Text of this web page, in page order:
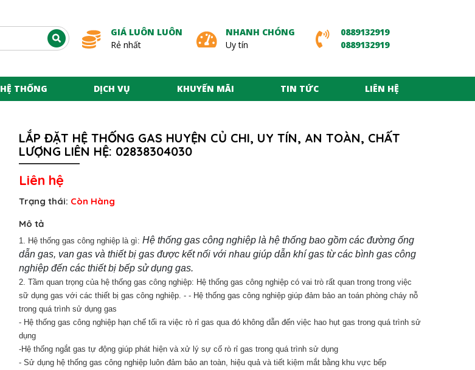
GIÁ LUÔN LUÔN
Rẻ nhất
NHANH CHÓNG
Uy tín
0889132919
0889132919
HỆ THỐNG DỊCH VỤ KHUYẾN MÃI TIN TỨC LIÊN HỆ
LẮP ĐẶT HỆ THỐNG GAS HUYỆN CỦ CHI, UY TÍN, AN TOÀN, CHẤT
LƯỢNG LIÊN HỆ: 02838304030
Liên hệ
Trạng thái: Còn Hàng
Mô tả
1. Hệ thống gas công nghiệp là gì:Hệ thống gas công nghiệp là hệ thống bao gồm các đường ống
dẫn gas, van gas và thiết bị gas được kết nối với nhau giúp dẫn khí gas từ các bình gas công
nghiệp đến các thiết bị bếp sử dụng gas.
2. Tầm quan trọng của hệ thống gas công nghiệp: Hệ thống gas công nghiệp có vai trò rất quan trong trong việc
sữ dụng gas với các thiết bị gas công nghiệp. - - Hệ thống gas công nghiệp giúp đảm bảo an toán phòng cháy nỗ
trong quá trình sử dụng gas
- Hệ thống gas công nghiệp hạn chế tối ra việc rò rỉ gas qua đó không dẫn đến việc hao hụt gas trong quá trình sử
dụng
-Hệ thống ngắt gas tự động giúp phát hiện và xử lý sự cố rò rỉ gas trong quá trình sử dụng
- Sử dụng hệ thống gas công nghiệp luôn đảm bảo an toàn, hiệu quả và tiết kiệm mắt bằng khu vực bếp